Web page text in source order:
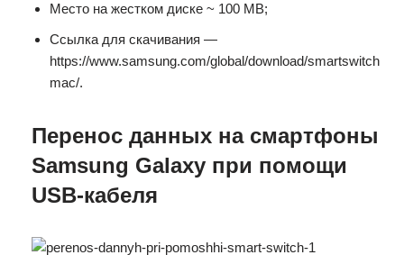
Место на жестком диске ~ 100 MB;
Ссылка для скачивания —
https://www.samsung.com/global/download/smartswitch
mac/.
Перенос данных на смартфоны
Samsung Galaxy при помощи
USB-кабеля